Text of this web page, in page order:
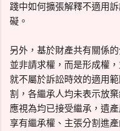
踐中如何擴張解釋不適用
礙。
另外，基於財產共有關係
並非請求權，而是形成權
就不屬於訴訟時效的適用
割，各繼承人均未表示放
應視為均已接受繼承，遺
享有繼承權、主張分割進